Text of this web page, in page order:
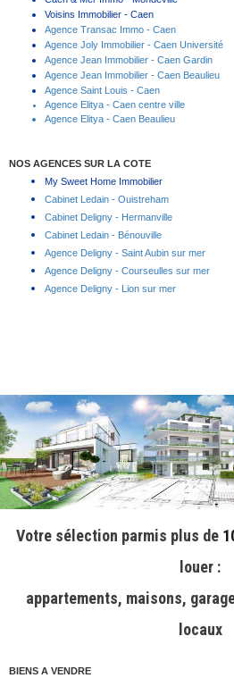
Voisins Immobilier - Caen
Agence Transac Immo - Caen
Agence Joly Immobilier - Caen Université
Agence Jean Immobilier - Caen Gardin
Agence Jean Immobilier - Caen Beaulieu
Agence Saint Louis - Caen
Agence Elitya - Caen centre ville
Agence Elitya - Caen Beaulieu
NOS AGENCES SUR LA COTE
My Sweet Home Immobilier
Cabinet Ledain - Ouistreham
Cabinet Deligny - Hermanville
Cabinet Ledain - Bénouville
Agence Deligny - Saint Aubin sur mer
Agence Deligny - Courseulles sur mer
Agence Deligny - Lion sur mer
Votre sélection parmis plus de
louer :
appartements, maisons,
locaux
BIENS A VENDRE